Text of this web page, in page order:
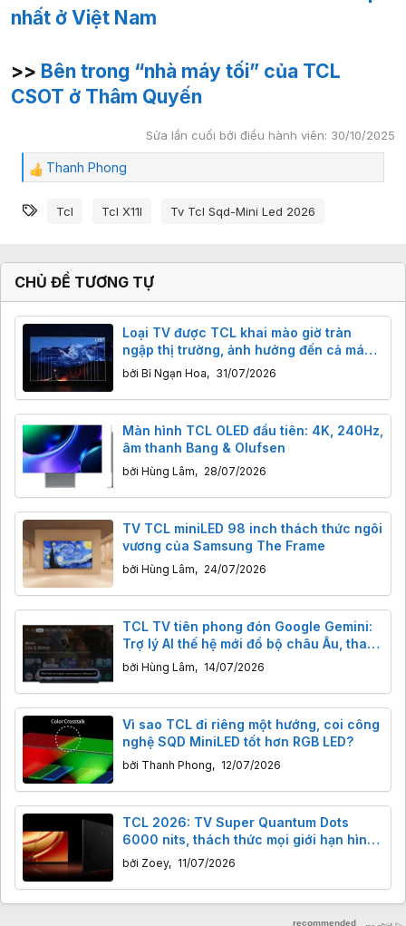
nhất ở Việt Nam
>> Bên trong “nhà máy tối” của TCL
CSOT ở Thâm Quyến
Sửa lần cuối bởi điều hành viên: 30/10/2025
C
m
c
:
Thanh Phong
Từ khóa
Tcl Tcl X11l Tv Tcl Sqd-Mini Led 2026
CHỦ ĐỀ TƯƠNG TỰ
Loại TV được TCL khai mào giờ tràn
ngập thị trường, ảnh hưởng đến cả máy
chiếu
bởi Bỉ Ngạn Hoa, 31/07/2026
Màn hình TCL OLED đầu tiên: 4K, 240Hz,
âm thanh Bang & Olufsen
bởi Hùng Lâm, 28/07/2026
TV TCL miniLED 98 inch thách thức ngôi
vương của Samsung The Frame
bởi Hùng Lâm, 24/07/2026
TCL TV tiên phong đón Google Gemini:
Trợ lý AI thế hệ mới đổ bộ châu Âu, thay
đổi trải nghiệm xem.
bởi Hùng Lâm, 14/07/2026
Vì sao TCL đi riêng một hướng, coi công
nghệ SQD MiniLED tốt hơn RGB LED?
bởi Thanh Phong, 12/07/2026
TCL 2026: TV Super Quantum Dots
6000 nits, thách thức mọi giới hạn hình
ảnh
bởi Zoey, 11/07/2026